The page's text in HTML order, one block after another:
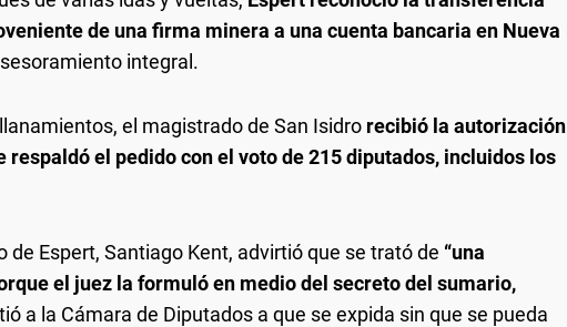
de una firma minera a una cuenta bancaria en Nueva
integral.
el magistrado de San Isidro recibió la autorización
respaldó el pedido con el voto de 215 diputados, incluidos los
de Espert, Santiago Kent, advirtió que se trató de “una
el juez la formuló en medio del secreto del sumario,
a la Cámara de Diputados a que se expida sin que se pueda